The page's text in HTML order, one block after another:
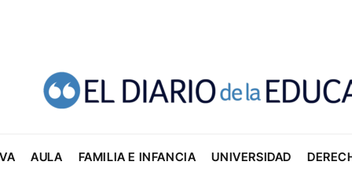
AULA FAMILIA E INFANCIA UNIVERSIDAD